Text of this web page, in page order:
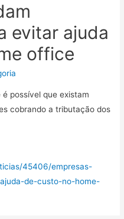
evitar ajuda
office
possível que existam
cobrando a tributação dos
45406/empresas-
de-custo-no-home-